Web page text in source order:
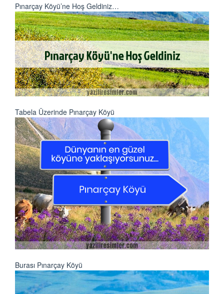
Pınarçay Köyü’ne Hoş Geldiniz…
Tabela Üzerinde Pınarçay Köyü
Burası Pınarçay Köyü